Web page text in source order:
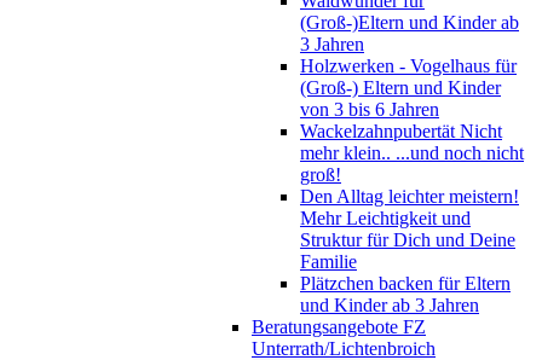
(Groß-)Eltern und Kinder ab
3 Jahren
Holzwerken - Vogelhaus für
(Groß-) Eltern und Kinder
von 3 bis 6 Jahren
Wackelzahnpubertät Nicht
mehr klein.. ...und noch nicht
groß!
Den Alltag leichter meistern!
Mehr Leichtigkeit und
Struktur für Dich und Deine
Familie
Plätzchen backen für Eltern
und Kinder ab 3 Jahren
Beratungsangebote FZ
Unterrath/Lichtenbroich